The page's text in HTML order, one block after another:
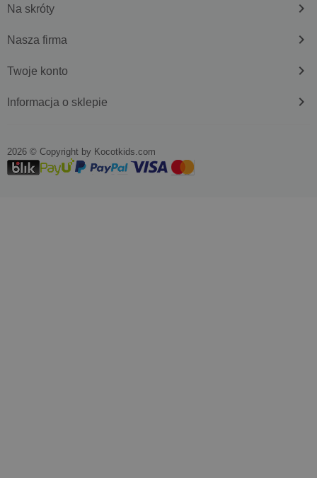
Na skróty keyboard_arrow_right
Nasza firma keyboard_arrow_right
Twoje konto keyboard_arrow_right
Informacja o sklepie keyboard_arrow_right
2026 © Copyright by kocotkids.com